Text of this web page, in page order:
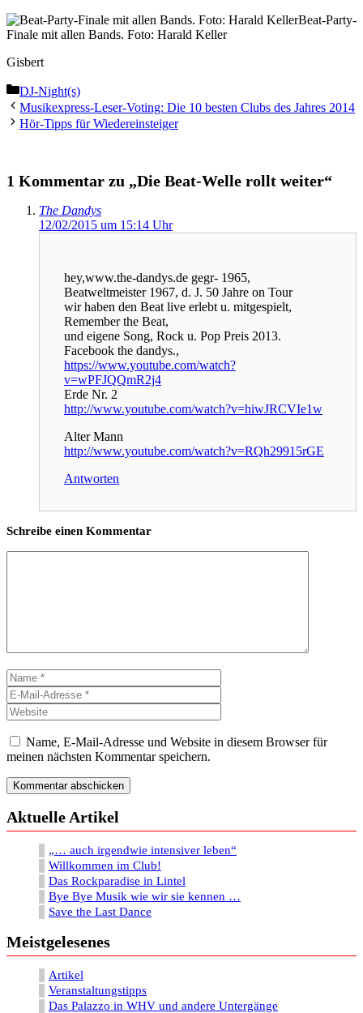
Beat-Party-
Finale mit allen Bands. Foto: Harald Keller
Gisbert
Kategorien
DJ-Night(s)
Musikexpress-Leser-Voting: Die 10 besten Clubs des Jahres 2014
Hör-Tipps für Wiedereinsteiger
1 Kommentar zu „Die Beat-Welle rollt weiter“
The Dandys
12/02/2015 um 15:14 Uhr
hey,www.the-dandys.de gegr- 1965,
Beatweltmeister 1967, d. J. 50 Jahre on Tour
wir haben den Beat live erlebt u. mitgespielt,
Remember the Beat,
und eigene Song, Rock u. Pop Preis 2013.
Facebook the dandys.,
https://www.youtube.com/watch?
v=wPFJQQmR2j4
Erde Nr. 2
http://www.youtube.com/watch?v=hiwJRCVIe1w
Alter Mann
http://www.youtube.com/watch?v=RQh29915rGE
Antworten
Schreibe einen Kommentar
Name
Mail-
Adresse
Name, E-Mail-Adresse und Website in diesem Browser für
meinen nächsten Kommentar speichern.
Aktuelle Artikel
„… auch irgendwie intensiver leben“
Willkommen im Club!
Das Rockparadise in Lintel
Bye Bye Musik wie wir sie kennen …
Save the Last Dance
Meistgelesenes
Artikel
Veranstaltungstipps
Das Palazzo in WHV und andere Untergänge